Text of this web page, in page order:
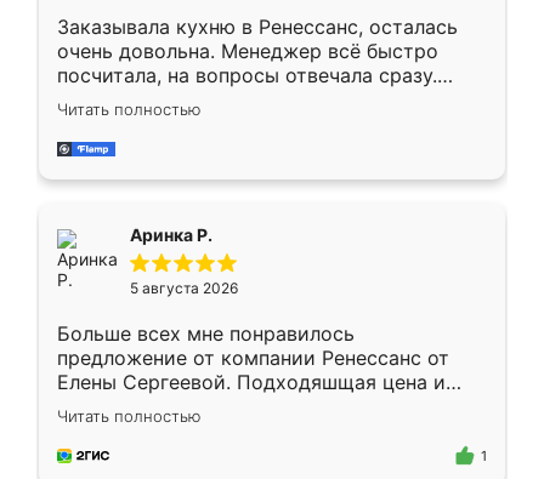
Заказывала кухню в Ренессанс, осталась
очень довольна. Менеджер всё быстро
посчитала, на вопросы отвечала сразу.
Замерщик приехал в субботу, подошёл к
делу со всей ответственностью. Собрали
за день, ребята работали аккуратно, даже
Читать полностью
Аринка Р.
5 августа 2026
Больше всех мне понравилось
предложение от компании Ренессанс от
Елены Сергеевой. Подходяшщая цена и
короткие сроки изготовления. Приехавший
для замера сотрудник Владислав
предложил по моему эскизу самый
Читать полностью
1